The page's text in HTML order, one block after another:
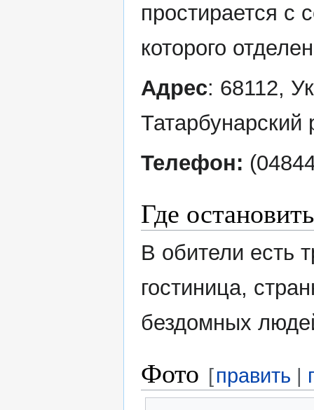
простирается с
которого
Адрес: 68112,
Татарбунарский
Телефон:
Где
В обители есть
гостиница,
бездомных
Фото [править